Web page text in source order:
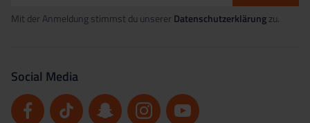
Mit der Anmeldung stimmst du unserer Datenschutzerklärungzu.
Social Media